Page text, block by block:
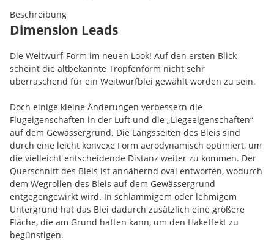
Beschreibung
Dimension Leads
Die Weitwurf-Form im neuen Look! Auf den ersten Blick
scheint die altbekannte Tropfenform nicht sehr
überraschend für ein Weitwurfblei gewählt worden zu sein.
Doch einige kleine Änderungen verbessern die
Flugeigenschaften in der Luft und die „Liegeeigenschaften“
auf dem Gewässergrund. Die Längsseiten des Bleis sind
durch eine leicht konvexe Form aerodynamisch optimiert, um
die vielleicht entscheidende Distanz weiter zu kommen. Der
Querschnitt des Bleis ist annähernd oval entworfen, wodurch
dem Wegrollen des Bleis auf dem Gewässergrund
entgegengewirkt wird. In schlammigem oder lehmigem
Untergrund hat das Blei dadurch zusätzlich eine größere
Fläche, die am Grund haften kann, um den Hakeffekt zu
begünstigen.